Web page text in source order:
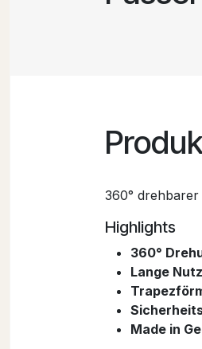
360°
Highlights
360°
Lange
Made in